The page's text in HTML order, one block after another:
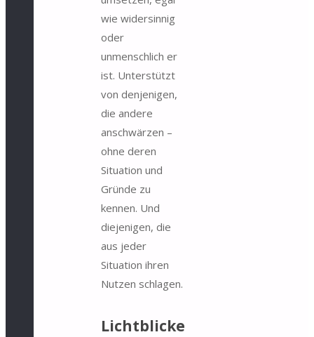
wie widersinnig
oder
unmenschlich er
ist. Unterstützt
von denjenigen,
die andere
anschwärzen –
ohne deren
Situation und
Gründe zu
kennen. Und
diejenigen, die
aus jeder
Situation ihren
Nutzen schlagen.
Lichtblicke